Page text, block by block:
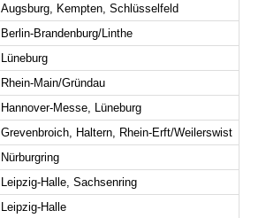
Augsburg, Kempten, Schlüsselfeld
Berlin-Brandenburg/Linthe
Lüneburg
Rhein-Main/Gründau
Hannover-Messe, Lüneburg
Grevenbroich, Haltern, Rhein-Erft/Weilerswist
Nürburgring
Leipzig-Halle, Sachsenring
Leipzig-Halle